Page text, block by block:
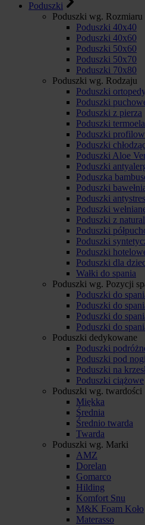
Poduszki
Poduszki wg. Rozmiaru
Poduszki 40x40
Poduszki 40x60
Poduszki 50x60
Poduszki 50x70
Poduszki 70x80
Poduszki wg. Rodzaju
Poduszki
Poduszki
Poduszki z pierza
Poduszki
Poduszki
Poduszki
Poduszki Aloe
Poduszki
Poduszka
Poduszki
Poduszki
Poduszki
Poduszki z
Poduszki
Poduszki
Poduszki
Poduszki dla
Wałki do spania
Poduszki wg. Pozycji
Poduszki do
Poduszki do
Poduszki do
Poduszki do
Poduszki dedykowane
Poduszki
Poduszki pod nogi
Poduszki na
Poduszki ciążowe
Poduszki wg. twardości
Miękka
Średnia
Średnio twarda
Twarda
Poduszki wg. Marki
AMZ
Dorelan
Gomarco
Hilding
Komfort Snu
M&K Foam Koło
Materasso